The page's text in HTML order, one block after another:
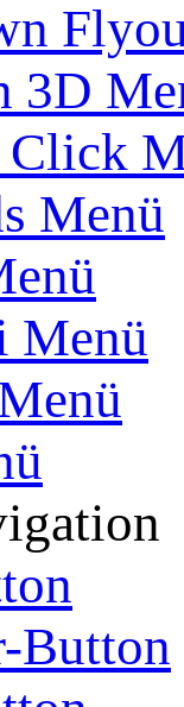
3D
Menü
Menü
Button